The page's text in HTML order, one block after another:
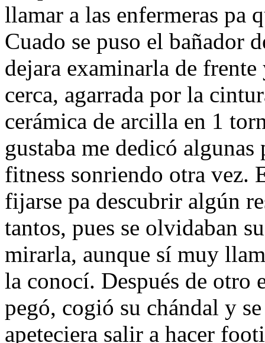
llamar a las enfermeras pa
Cuado se puso el bañador
dejara examinarla de
cerca, agarrada por la
cerámica de arcilla en 1
gustaba me dedicó
fitness sonriendo otra vez.
fijarse pa descubrir algún
tantos, pues se olvidaban
mirarla, aunque sí muy
la conocí. Después de otro
pegó, cogió su chándal y
apeteciera salir a hacer